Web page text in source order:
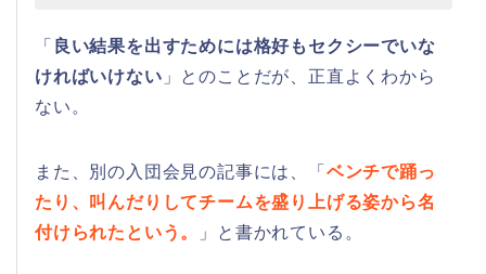
「
良い結果を出すためには格好もセクシーでいな
ければいけない 」とのことだが、正直よくわから
ない。
また、別の入団会見の記事には、「 ベンチで踊っ
たり、叫んだりしてチームを盛り上げる姿から名
付けられたという。
」と書かれている。